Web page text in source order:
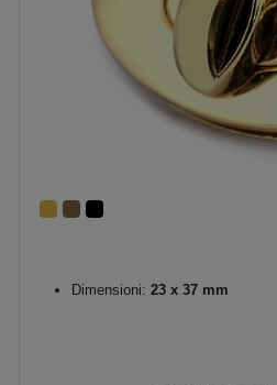
Dimensioni: 23 x 37 mm